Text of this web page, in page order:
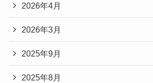
2026年4月
2026年3月
2025年9月
2025年8月